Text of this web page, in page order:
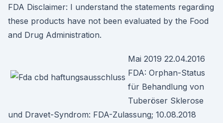
FDA Disclaimer: I understand the statements regarding
these products have not been evaluated by the Food
and Drug Administration.
Mai 2019 22.04.2016
FDA: Orphan-Status
für Behandlung von
Tuberöser Sklerose
und Dravet-Syndrom: FDA-Zulassung; 10.08.2018